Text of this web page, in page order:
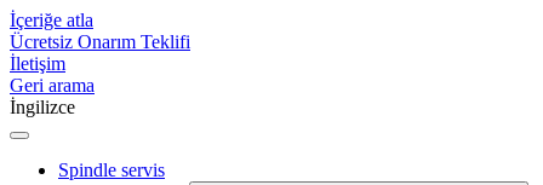
İçeriğe atla
Ücretsiz Onarım Teklifi
İletişim
Geri arama
İngilizce
Spindle servis